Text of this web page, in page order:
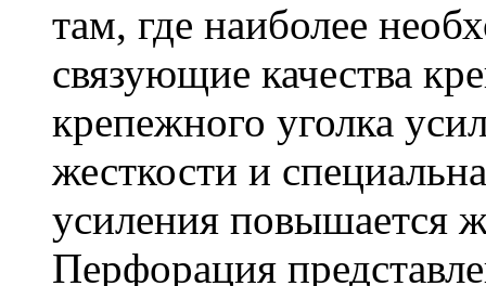
там, где наиболее
связующие качества
крепежного уголка
жесткости и
усиления повышается
Перфорация